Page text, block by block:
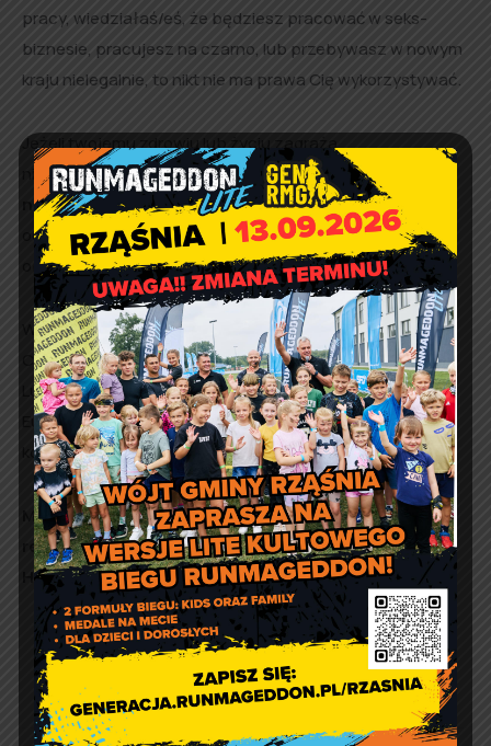
pracy, wiedziałaś/eś, że będziesz pracować w seks-
biznesie, pracujesz na czarno, lub przebywasz w nowym
kraju nielegalnie, to nikt nie ma prawa Cię wykorzystywać.
Jeżeli twojemu zdrowiu lub życiu zagraża
niebezpieczeństwo, jesteś ofiarą szantażu lub gróźb –
nie czekaj! Natychmiast skontaktuj się z policją,
odpowiednią organizacją lub polskim konsulatem i
opowiedz swoją historię.
W Polsce pomocy ofiarom handlu ludźmi udziela Krajowe
Centrum Interwencyjno-Konsultacyjne dla Ofiar Handlu
Ludźmi. Podobne placówki działają w większości krajów
Europy. Pomocy udzieli Ci również policja. Za granicą
korzystaj z numeru alarmowego 112.
Materiał przygotowany przez MSW w ramach
realizacji Krajowego Planu Działań Przeciwko
Handlowi Ludźmi.